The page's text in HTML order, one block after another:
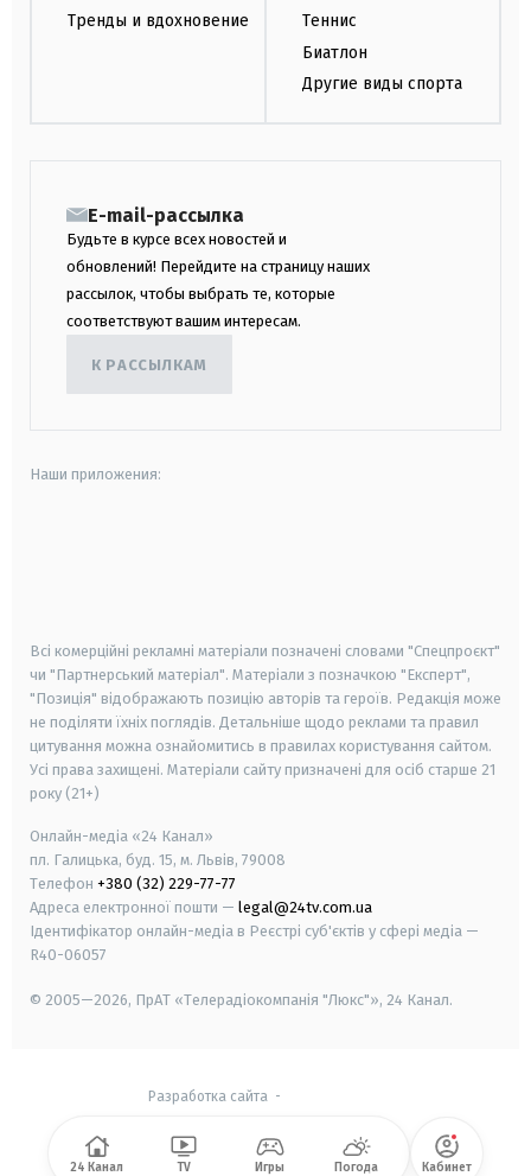
Тренды и вдохновение
Теннис
Биатлон
Другие виды спорта
E-mail-рассылка
Будьте в курсе всех новостей и
обновлений! Перейдите на страницу наших
рассылок, чтобы выбрать те, которые
соответствуют вашим интересам.
К РАССЫЛКАМ
Наши приложения:
Всі комерційні рекламні матеріали позначені словами "Спецпроєкт"
чи "Партнерський матеріал". Матеріали з позначкою "Експерт",
"Позиція" відображають позицію авторів та героїв. Редакція може
не поділяти їхніх поглядів. Детальніше щодо реклами та правил
цитування можна ознайомитись в правилах користування сайтом.
Усі права захищені. Матеріали сайту призначені для осіб старше 21
року (21+)
Онлайн-медіа «24 Канал»
пл. Галицька, буд. 15, м. Львів, 79008
Телефон +380 (32) 229-77-77
Адреса електронної пошти — legal@24tv.com.ua
Ідентифікатор онлайн-медіа в Реєстрі суб'єктів у сфері медіа —
R40-06057
© 2005—2026, ПрАТ «Телерадіокомпанія "Люкс"», 24 Канал.
Разработка сайта -
24 Канал TV Игры Погода Кабинет